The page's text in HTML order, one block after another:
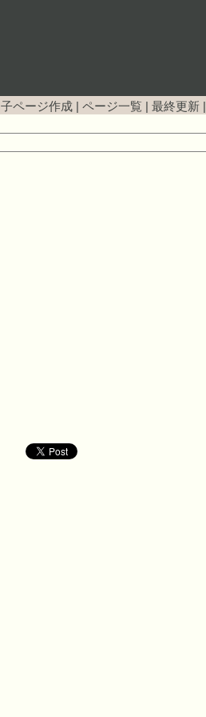
子ページ作成 ページ一覧 最終更新